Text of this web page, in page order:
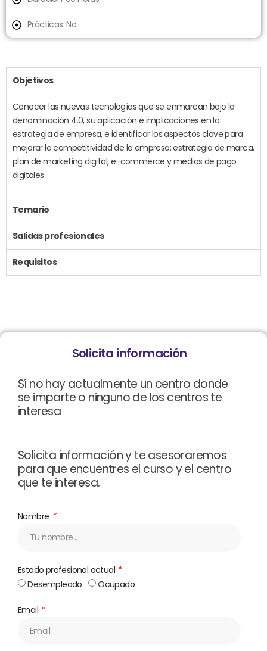
Prácticas: No
Objetivos
Conocer las nuevas tecnologías que se enmarcan bajo la
denominación 4.0, su aplicación e implicaciones en la
estrategia de empresa, e identificar los aspectos clave para
mejorar la competitividad de la empresa: estrategia de marca,
plan de marketing digital, e-commerce y medios de pago
digitales.
Temario
Salidas profesionales
Requisitos
Solicita información
Sí no hay actualmente un centro donde
se imparte o ninguno de los centros te
interesa
Solicita información y te asesoraremos
para que encuentres el curso y el centro
que te interesa.
Nombre
Estado profesional actual
Desempleado
Ocupado
Email